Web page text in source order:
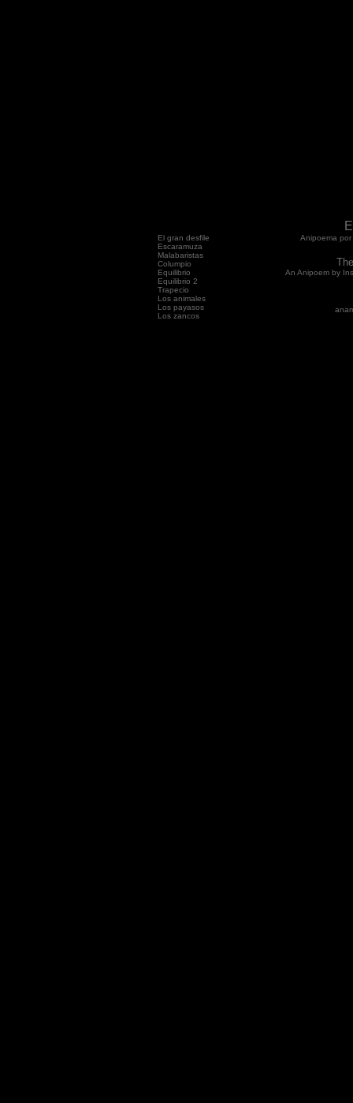
El gran desfile
Escaramuza
Malabaristas
Columpio
Equilibrio
Equilibrio 2
Trapecio
Los animales
Los payasos
Los zancos
Anipoema
An Anipoem by